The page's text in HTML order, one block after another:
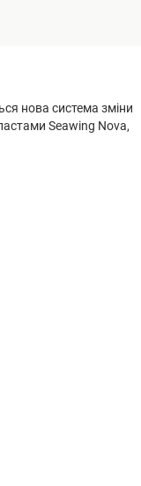
нова система зміни
Seawing Nova,